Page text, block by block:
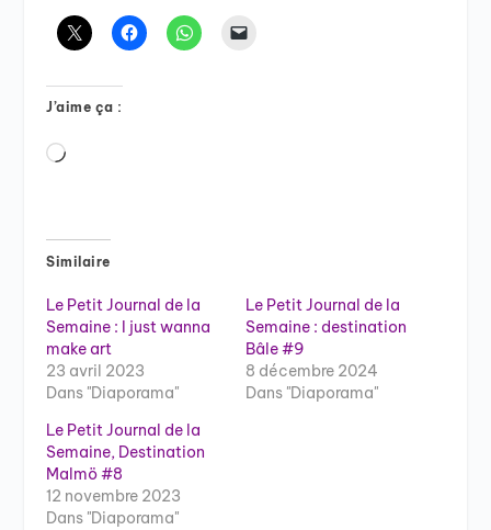
J’aime ça :
Chargement…
Similaire
Le Petit Journal de la
Semaine : I just wanna
make art
23 avril 2023
Dans "Diaporama"
Le Petit Journal de la
Semaine : destination
Bâle #9
8 décembre 2024
Dans "Diaporama"
Le Petit Journal de la
Semaine, Destination
Malmö #8
12 novembre 2023
Dans "Diaporama"